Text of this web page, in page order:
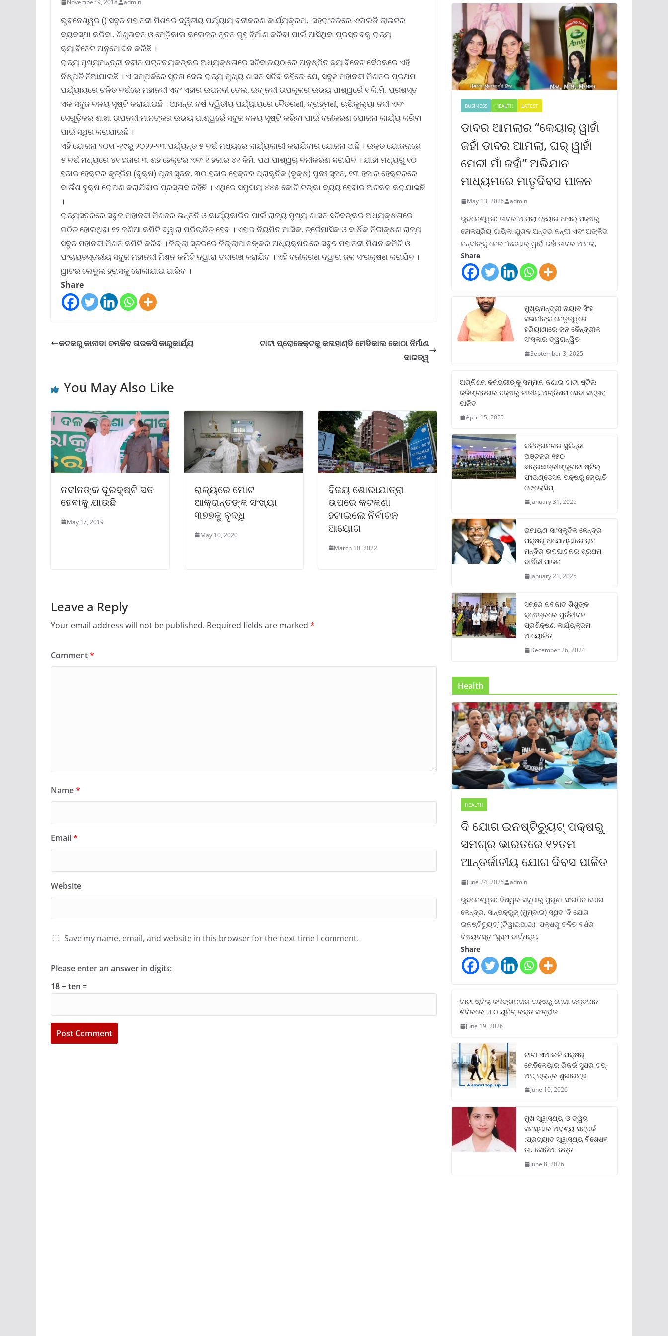
November 9, 2018 admin
ଭୁବନେଶ୍ୱର () ସବୁଜ ମହାନଦୀ ମିଶନର ଦ୍ୱିତୀୟ ପର୍ଯ୍ୟାୟ ବନୀକରଣ କାର୍ଯ୍ୟକ୍ରମ, ସହରାଂଚଳରେ ଏଲଇଡି ଲାଇଟର
ବ୍ୟବସ୍ଥା କରିବା, ଶିଶୁଭବନ ଓ ମେଡ଼ିକାଲ କଲେଜର ନୂତନ ଗୃହ ନିର୍ମାଣ କରିବା ପାଇଁ ଆସିଥିବା ପ୍ରସ୍ତାବକୁ ରାଜ୍ୟ
କ୍ୟାବିନେଟ ଅନୁମୋଦନ କରିଛି ।
ରାଜ୍ୟ ମୁଖ୍ୟମନ୍ତ୍ରୀ ନବୀନ ପଟ୍ଟନାୟକଙ୍କର ଅଧ୍ୟକ୍ଷତାରେ ସଚିବାଳୟଠାରେ ଅନୁଷ୍ଠିତ କ୍ୟାବିନେଟ ବୈଠକରେ ଏହି
ନିଷ୍ପତି ନିଆଯାଇଛି । ଏ ସମ୍ପର୍କରେ ସୂଚନା ଦେଇ ରାଜ୍ୟ ମୁଖ୍ୟ ଶାସନ ସଚିବ କହିଲେ ଯେ, ସବୁଜ ମହାନଦୀ ମିଶନର ପ୍ରଥମ
ପର୍ଯ୍ୟାୟରେ ଚଳିତ ବର୍ଷରେ ମହାନଦୀ ଏବଂ ଏହାର ଉପନଦୀ ତେଲ, ଇବ୍ ନଦୀ ଉପକୂଳର ଉଭୟ ପାଶ୍ୱର୍ରେ ୧ କି.ମି. ପ୍ରଶସ୍ତ
ଏକ ସବୁଜ ବଳୟ ସୃଷ୍ଟି କରାଯାଇଛି । ଆସନ୍ତା ବର୍ଷ ଦ୍ୱିତୀୟ ପର୍ଯ୍ୟାୟରେ ବୈତରଣୀ, ବ୍ରାହ୍ମଣୀ, ଋଷିକୂଲ୍ୟା ନଦୀ ଏବଂ
ସେଗୁଡ଼ିକର ଶାଖା ଉପନଦୀ ମାନଙ୍କର ଉଭୟ ପାଶ୍ୱର୍ରେ ସବୁଜ ବଳୟ ସୃଷ୍ଟି କରିବା ପାଇଁ ବନୀକରଣ ଯୋଜନା କାର୍ଯ୍ୟ କରିବା
ପାଇଁ ସ୍ଥିର କରାଯାଇଛି ।
ଏହି ଯୋଜନା ୨୦୧୮-୧୯ରୁ ୨୦୨୨-୨୩ ପର୍ଯ୍ୟନ୍ତ ୫ ବର୍ଷ ମଧ୍ୟରେ କାର୍ଯ୍ୟକାରୀ କରାଯିବାର ଯୋଜନା ଅଛି । ଉକ୍ତ ଯୋଜନାରେ
୫ ବର୍ଷ ମଧ୍ୟରେ ୪୧ ହଜାର ୩ ଶହ ହେକ୍ଟର ଏବଂ ୧ ହଜାର ୪୧ କିମି. ପଥ ପାଶ୍ୱର୍ ବନୀକରଣ କରାଯିବ । ଯାହା ମଧ୍ୟରୁ ୧୦
ହଜାର ହେକ୍ଟର କୃତ୍ରିମ (ବୃକ୍ଷ) ପୂନଃ ସୃଜନ, ୩୦ ହଜାର ହେକ୍ଟର ପ୍ରାକୃତିକ (ବୃକ୍ଷ) ପୁନଃ ସୃଜନ, ୧୩ ହଜାର ହେକ୍ଟରରେ
ବାଉଁଶ ବୃକ୍ଷ ରୋପଣ କରାଯିବାର ପ୍ରସ୍ତାବ ରହିଛି । ଏଥିରେ ସମୁଦାୟ ୪୪୫ କୋଟି ଟଙ୍କା ବ୍ୟୟ ହେବାର ଅଟକଳ କରାଯାଇଛି
।
ରାଜ୍ୟସ୍ତରରେ ସବୁଜ ମହାନଦୀ ମିଶନର ଉନ୍ନତି ଓ କାର୍ଯ୍ୟକାରିତା ପାଇଁ ରାଜ୍ୟ ମୁଖ୍ୟ ଶାସନ ସଚିବଙ୍କର ଅଧ୍ୟକ୍ଷତାରେ
ଗଠିତ ହୋଇଥିବା ୧୨ ଜଣିଆ କମିଟି ଦ୍ୱାରା ପରିଚାଳିତ ହେବ । ଏହାର ନିୟମିତ ମାସିକ, ତ୍ରୈମାସିକ ଓ ବାର୍ଷିକ ନିରୀକ୍ଷଣ ରାଜ୍ୟ
ସବୁଜ ମହାନଦୀ ମିଶନ କମିଟି କରିବ । ଜିଲ୍ଲା ସ୍ତରରେ ଜିଲ୍ଲାପାଳଙ୍କର ଅଧ୍ୟକ୍ଷତାରେ ସବୁଜ ମହାନଦୀ ମିଶନ କମିଟି ଓ
ପଂଚାୟତସ୍ତରୀୟ ସବୁଜ ମହାନଦୀ ମିଶନ କମିଟି ଦ୍ୱାରା ତଦାରଖ କରାଯିବ । ଏହି ବନୀକରଣ ଦ୍ୱାରା ଜଳ ସଂରକ୍ଷଣ କରାଯିବ ।
ୱାଟର ଲେବୁଲ ହ୍ରାସକୁ ରୋକାଯାଇ ପାରିବ ।
Share
କଟକରୁ କାନାଡା ଚମକିବ ତାରକସି କାରୁକାର୍ଯ୍ୟ
ଟାଟା ପ୍ରୋଜେକ୍ଟକୁ କଳାହାଣ୍ଡି ମେଡିକାଲ କୋଠା ନିର୍ମାଣ
ଦାଇତ୍ୱ
You May Also Like
ନବୀନଙ୍କ ଦୂରଦୃଷ୍ଟି ସତ
ହେବାକୁ ଯାଉଛି
May 17, 2019
ରାଜ୍ୟରେ ମୋଟ
ଆକ୍ରାନ୍ତଙ୍କ ସଂଖ୍ୟା
୩୭୭କୁ ବୃଦ୍ଧି
May 10, 2020
ବିଜୟ ଶୋଭାଯାତ୍ରା
ଉପରେ କଟକଣା
ହଟାଇଲେ ନିର୍ବାଚନ
ଆୟୋଗ
March 10, 2022
Leave a Reply
Your email address will not be published. Required fields are marked *
Comment*
Name*
Email*
Website
Save my name, email, and website in this browser for the next time I comment.
Please enter an answer in digits:
18 − ten =
BUSINESS HEALTH LATEST
ଡାବର ଆମଲାର “କେୟାର୍ ୱାହାଁ
ଜହାଁ ଡାବର ଆମଲା, ଘର୍ ୱାହାଁ
ମେରୀ ମାଁ ଜହାଁ” ଅଭିଯାନ
ମାଧ୍ୟମରେ ମାତୃଦିବସ ପାଳନ
May 13, 2026 admin
ଭୁବନେଶ୍ୱର: ଡାବର ଆମଲା ହେୟାର ଅଏଲ୍ ପକ୍ଷରୁ
ଲୋକପ୍ରିୟ ଗାୟିକା ଯୁଗଳ ଅନ୍ତରା ନନ୍ଦୀ ଏବଂ ଅଙ୍କିତା
ନନ୍ଦୀଙ୍କୁ ନେଇ “କେୟାର୍ ୱାହାଁ ଜହାଁ ଡାବର ଆମଲା,
Share
ମୁଖ୍ୟମନ୍ତ୍ରୀ ନାୟାବ ସିଂହ
ସଇନୀଙ୍କ ନେତୃତ୍ୱରେ
ହରିୟାଣାରେ ଜନ କୈନ୍ଦ୍ରୀକ
ସଂସ୍କାର ତ୍ୱରାନ୍ୱିତ
September 3, 2025
ଅଗ୍ନିଶମ କର୍ମଚାରୀଙ୍କୁ ସମ୍ମାନ ଜଣାଇ ଟାଟା ଷ୍ଟିଲ
କଳିଙ୍ଗନଗର ପକ୍ଷରୁ ଜାତୀୟ ଅଗ୍ନିଶମ ସେବା ସପ୍ତାହ
ପାଳିତ
April 15, 2025
କଳିଙ୍ଗନଗର ସୁକିନ୍ଦା
ଅଞ୍ଚଳର ୧୫୦
ଛାତ୍ରଛାତ୍ରୀଙ୍କୁଟାଟା ଷ୍ଟିଲ୍
ଫାଉଣ୍ଡେସନ ପକ୍ଷରୁ ଜ୍ୟୋତି
ଫେଲୋସିପ୍‌
January 31, 2025
ରାମାୟଣ ସାଂସ୍କୃତିକ କେନ୍ଦ୍ର
ପକ୍ଷରୁ ଅଯୋଧ୍ୟାରେ ରାମ
ମନ୍ଦିର ଉଦଘାଟନର ପ୍ରଥମ
ବାର୍ଷିକୀ ପାଳନ
January 21, 2025
ସମ୍‌ରେ ନବଜାତ ଶିଶୁଙ୍କ
କ୍ଷେତ୍ରରେ ପୁର୍ନଜୀବନ
ପ୍ରଶିକ୍ଷଣ କାର୍ଯ୍ୟକ୍ରମ
ଆୟୋଜିତ
December 26, 2024
Health
HEALTH
ଦି ଯୋଗ ଇନଷ୍ଟିଚ୍ୟୁଟ୍ ପକ୍ଷରୁ
ସମଗ୍ର ଭାରତରେ ୧୨ତମ
ଆନ୍ତର୍ଜାତୀୟ ଯୋଗ ଦିବସ ପାଳିତ
June 24, 2026 admin
ଭୁବନେଶ୍ୱର: ବିଶ୍ୱର ସବୁଠାରୁ ପୁରୁଣା ସଂଗଠିତ ଯୋଗ
କେନ୍ଦ୍ର, ସାନ୍ତାକ୍ରୁଜ୍ (ମୁମ୍ବାଇ) ସ୍ଥିତ ‘ଦି ଯୋଗ
ଇନଷ୍ଟିଚ୍ୟୁଟ୍‌’ (ଟିୱାଇଆଇ), ପକ୍ଷରୁ ଚଳିତ ବର୍ଷର
ବିଷୟବସ୍ତୁ “ସୁସ୍ଥ ବାର୍ଦ୍ଧକ୍ୟ
Share
ଟାଟା ଷ୍ଟିଲ୍‌ କଳିଙ୍ଗନଗର ପକ୍ଷରୁ ମେଗା ରକ୍ତଦାନ
ଶିବିରରେ ୨୮୦ ୟୁନିଟ୍‌ ରକ୍ତ ସଂଗୃହୀତ
June 19, 2026
ଟାଟା ଏଆଇଜି ପକ୍ଷରୁ
ମେଡିକେୟାର ରିଜର୍ଭ ସୁପର ଟପ୍‌-
ଅପ୍ ପ୍ଲାନ୍‌ର ଶୁଭାରମ୍ଭ
June 10, 2026
ମୁଖ ସ୍ୱାସ୍ଥ୍ୟ ଓ ତ୍ୱଚା
ସମସ୍ୟାର ଅଦୃଶ୍ୟ ସମ୍ପର୍କ
:ପ୍ରଖ୍ୟାତ ସ୍ୱାସ୍ଥ୍ୟ ବିଶେଷଜ୍ଞ
ଡା. ସୋନିଆ ଦତ୍ତ
June 8, 2026